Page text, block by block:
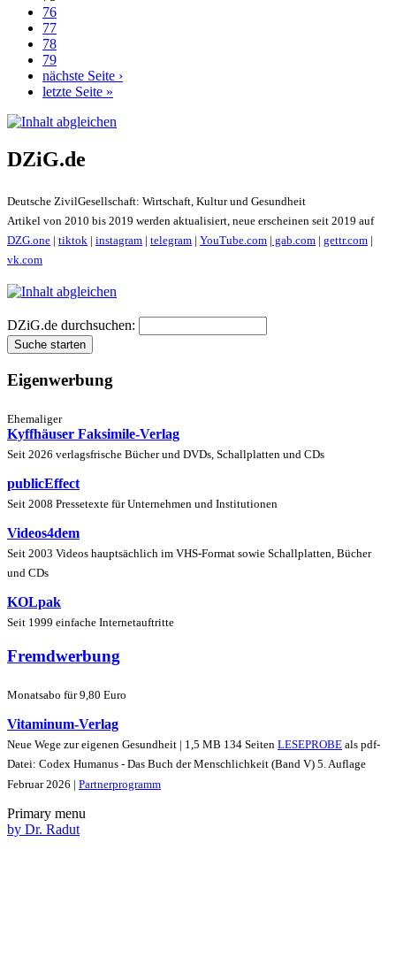
76
77
78
79
nächste Seite ›
letzte Seite »
DZiG.de
Deutsche ZivilGesellschaft: Wirtschaft, Kultur und Gesundheit
Artikel von 2010 bis 2019 werden aktualisiert, neue erscheinen seit 2019 auf
DZG.one | tiktok | instagram | telegram | YouTube.com | gab.com | gettr.com |
vk.com
DZiG.de durchsuchen:
Eigenwerbung
Ehemaliger
Kyffhäuser Faksimile-Verlag
Seit 2026 verlagsfrische Bücher und DVDs, Schallplatten und CDs
publicEffect
Seit 2008 Pressetexte für Unternehmen und Institutionen
Videos4dem
Seit 2003 Videos hauptsächlich im VHS-Format sowie Schallplatten, Bücher
und CDs
KOLpak
Seit 1999 einfache Internetauftritte
Fremdwerbung
Monatsabo für 9,80 Euro
Vitaminum-Verlag
Neue Wege zur eigenen Gesundheit | 1,5 MB 134 Seiten LESEPROBE als pdf-
Datei: Codex Humanus - Das Buch der Menschlichkeit (Band V) 5. Auflage
Februar 2026 | Partnerprogramm
Primary menu
by Dr. Radut